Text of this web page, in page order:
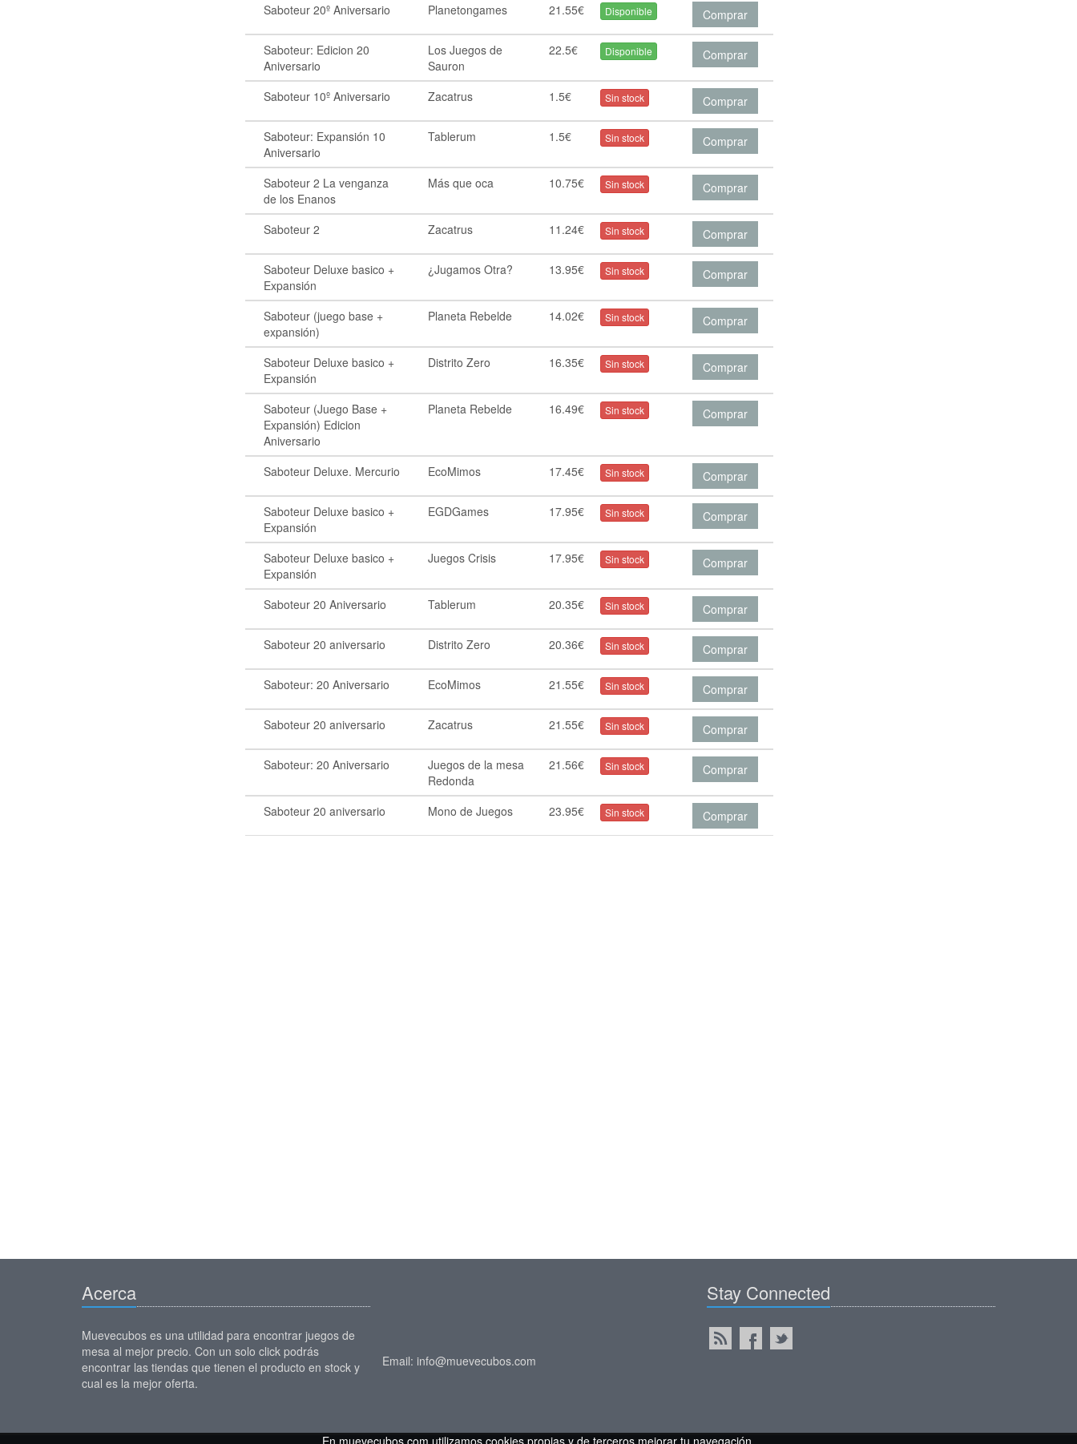
Saboteur 20º Aniversario Planetongames 21.55€ Disponible Comprar
Saboteur: Edicion 20
Aniversario
Los Juegos de
Sauron
22.5€ Disponible Comprar
Saboteur 10º Aniversario Zacatrus 1.5€ Sin stock Comprar
Saboteur: Expansión 10
Aniversario
Tablerum 1.5€ Sin stock Comprar
Saboteur 2 La venganza
de los Enanos
Más que oca 10.75€ Sin stock Comprar
Saboteur 2 Zacatrus 11.24€ Sin stock Comprar
Saboteur Deluxe basico +
Expansión
¿Jugamos Otra? 13.95€ Sin stock Comprar
Saboteur (juego base +
expansión)
Planeta Rebelde 14.02€ Sin stock Comprar
Saboteur Deluxe basico +
Expansión
Distrito Zero 16.35€ Sin stock Comprar
Saboteur (Juego Base +
Expansión) Edicion
Aniversario
Planeta Rebelde 16.49€ Sin stock Comprar
Saboteur Deluxe. Mercurio EcoMimos 17.45€ Sin stock Comprar
Saboteur Deluxe basico +
Expansión
EGDGames 17.95€ Sin stock Comprar
Saboteur Deluxe basico +
Expansión
Juegos Crisis 17.95€ Sin stock Comprar
Saboteur 20 Aniversario Tablerum 20.35€ Sin stock Comprar
Saboteur 20 aniversario Distrito Zero 20.36€ Sin stock Comprar
Saboteur: 20 Aniversario EcoMimos 21.55€ Sin stock Comprar
Saboteur 20 aniversario Zacatrus 21.55€ Sin stock Comprar
Saboteur: 20 Aniversario
Juegos de la mesa
Redonda
21.56€ Sin stock Comprar
Saboteur 20 aniversario Mono de Juegos 23.95€ Sin stock Comprar
Acerca
Muevecubos es una utilidad para encontrar juegos de
mesa al mejor precio. Con un solo click podrás
encontrar las tiendas que tienen el producto en stock y
cual es la mejor oferta.
Stay Connected
Email: info@muevecubos.com
En muevecubos.com utilizamos cookies propias y de terceros mejorar tu navegación.